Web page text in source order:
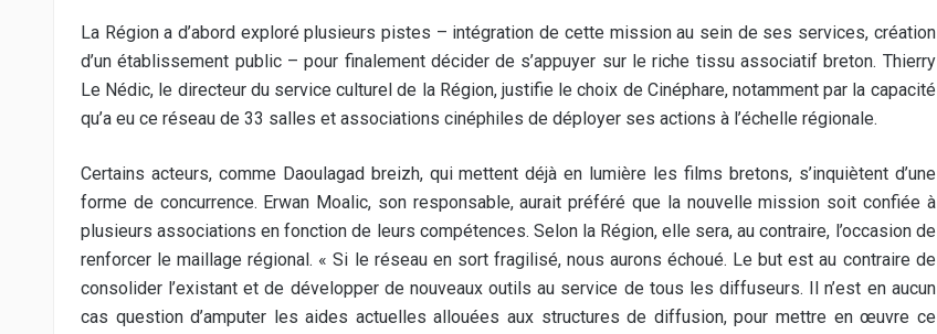
La Région a d’abord exploré plusieurs pistes – intégration de cette mission au sein de ses services, création
d’un établissement public – pour finalement décider de s’appuyer sur le riche tissu associatif breton. Thierry
Le Nédic, le directeur du service culturel de la Région, justifie le choix de Cinéphare, notamment par la capacité
qu’a eu ce réseau de 33 salles et associations cinéphiles de déployer ses actions à l’échelle régionale.
Certains acteurs, comme Daoulagad breizh, qui mettent déjà en lumière les films bretons, s’inquiètent d’une
forme de concurrence. Erwan Moalic, son responsable, aurait préféré que la nouvelle mission soit confiée à
plusieurs associations en fonction de leurs compétences. Selon la Région, elle sera, au contraire, l’occasion de
renforcer le maillage régional. « Si le réseau en sort fragilisé, nous aurons échoué. Le but est au contraire de
consolider l’existant et de développer de nouveaux outils au service de tous les diffuseurs. Il n’est en aucun
cas question d’amputer les aides actuelles allouées aux structures de diffusion, pour mettre en œuvre ce